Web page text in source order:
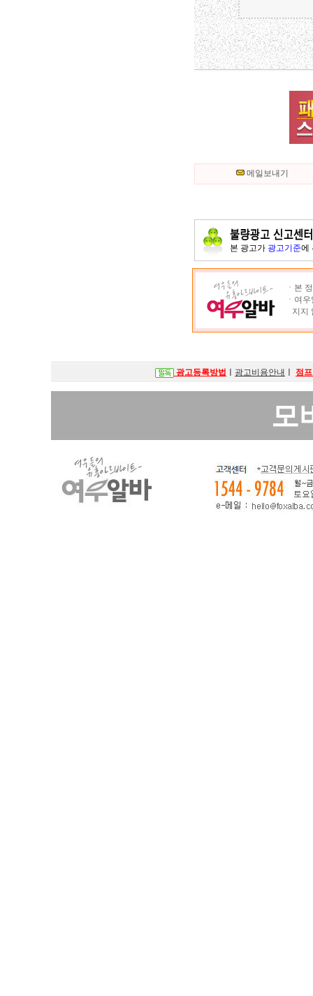
메일보내기
본 광고가 광고기준에
ㆍ본
ㆍ여
지지
광고등록방법 광고비용안내 점
모